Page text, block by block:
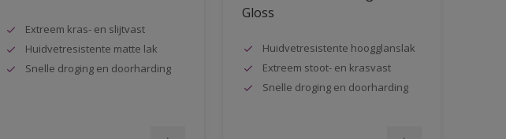
Extreem kras- en slijtvast
Huidvetresistente matte lak
Snelle droging en doorharding
Gloss
Huidvetresistente hoogglanslak
Extreem stoot- en krasvast
Snelle droging en doorharding